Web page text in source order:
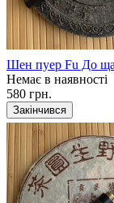
Шен пуер Fu До
Немає в наявності
580 грн.
Закінчився